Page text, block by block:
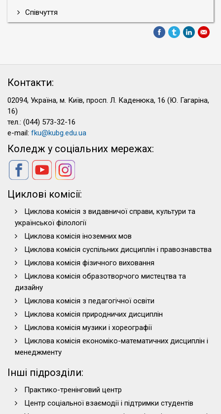
Співчуття
Контакти:
02094, Україна, м. Київ, просп. Л. Каденюка, 16 (Ю. Гагаріна,
16)
тел.: (044) 573-32-16
e-mail: fku@kubg.edu.ua
Коледж у соціальних мережах:
Циклові комісії:
Циклова комісія з видавничої справи, культури та
української філології
Циклова комісія іноземних мов
Циклова комісія суспільних дисциплін і правознавства
Циклова комісія фізичного виховання
Циклова комісія образотворчого мистецтва та
дизайну
Циклова комісія з педагогічної освіти
Циклова комісія природничих дисциплін
Циклова комісія музики і хореографії
Циклова комісія економіко-математичних дисциплін і
менеджменту
Інші підрозділи:
Практико-тренінговий центр
Центр соціальної взаємодії і підтримки студентів